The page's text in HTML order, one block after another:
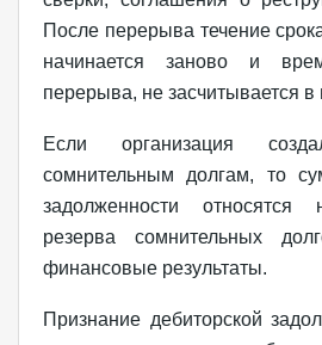
После перерыва течение
начинается заново и
перерыва, не засчитывается в
Если организация
сомнительным долгам, то
задолженности
резерва сомнительных
финансовые результаты.
Признание дебиторской